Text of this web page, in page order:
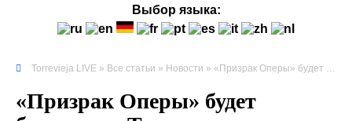
Выбор языка:
Torrevieja LIVE » Все статьи » Новости » «Призрак Оперы» будет блистать в Торревьехе в июне следующего года
«Призрак Оперы» будет